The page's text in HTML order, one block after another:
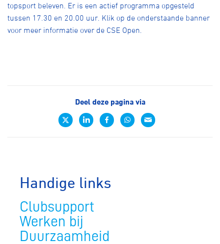
topsport beleven. Er is een actief programma opgesteld
tussen 17.30 en 20.00 uur. Klik op de onderstaande banner
voor meer informatie over de CSE Open.
Deel deze pagina via
Handige links
Clubsupport
Werken bij
Duurzaamheid